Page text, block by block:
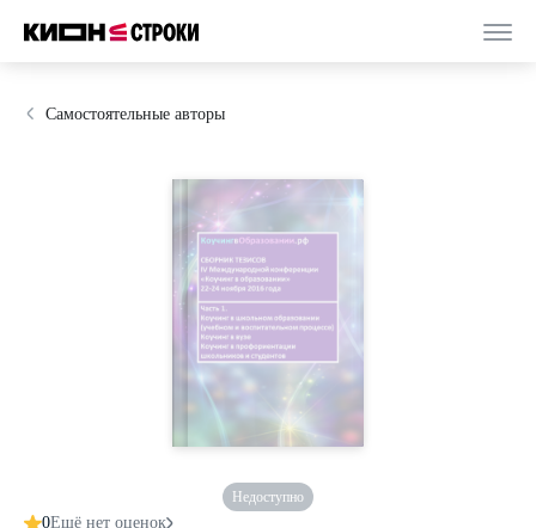
Самостоятельные авторы
Недоступно
0Ещё нет оценок